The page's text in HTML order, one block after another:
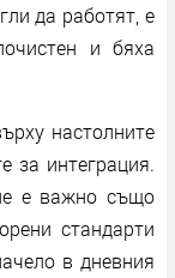
да работят, е
и бяха
настолните
за интеграция.
е важно също
стандарти
в дневния